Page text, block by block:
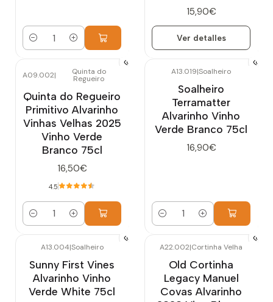
Cantidad
15,90€
Ver detalles
A09.002| Quinta do
Regueiro
Quinta do Regueiro
Primitivo Alvarinho
Vinhas Velhas 2025
Vinho Verde
Branco 75cl
16,50€
4.5
Cantidad
A13.019|Soalheiro
Soalheiro
Terramatter
Alvarinho Vinho
Verde Branco 75cl
16,90€
Cantidad
A13.004|Soalheiro
Sunny First Vines
Alvarinho Vinho
Verde White 75cl
A22.002|Cortinha Velha
Old Cortinha
Legacy Manuel
Covas Alvarinho